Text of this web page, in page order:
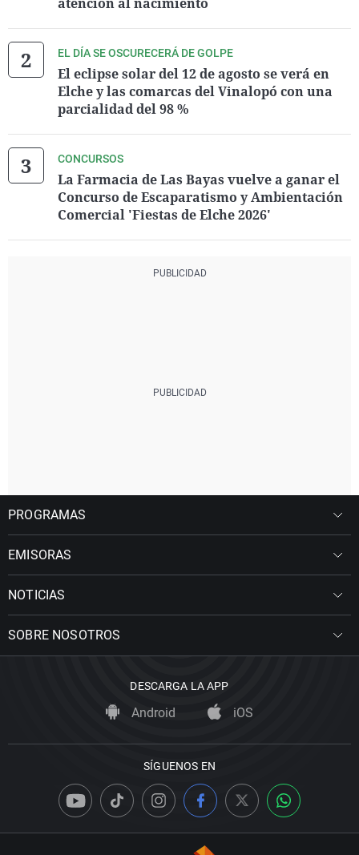
EL DÍA SE OSCURECERÁ DE GOLPE
El eclipse solar del 12 de agosto se verá en
Elche y las comarcas del Vinalopó con una
parcialidad del 98 %
CONCURSOS
La Farmacia de Las Bayas vuelve a ganar el
Concurso de Escaparatismo y Ambientación
Comercial 'Fiestas de Elche 2026'
PROGRAMAS
EMISORAS
NOTICIAS
SOBRE NOSOTROS
DESCARGA LA APP
Android iOS
SÍGUENOS EN